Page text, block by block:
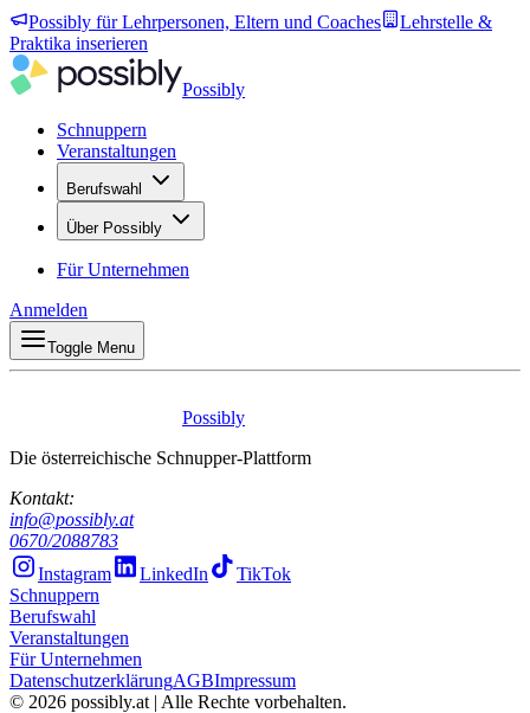
Possibly für Lehrpersonen, Eltern und Coaches
Lehrstelle &
Praktika inserieren
Possibly
Schnuppern
Veranstaltungen
Berufswahl
Über Possibly
Für Unternehmen
Anmelden
Toggle Menu
Possibly
Die österreichische Schnupper-Plattform
Kontakt:
info@possibly.at
0670/2088783
Instagram
LinkedIn
TikTok
Schnuppern
Berufswahl
Veranstaltungen
Für Unternehmen
DatenschutzerklärungAGBImpressum
© 2026 possibly.at | Alle Rechte vorbehalten.